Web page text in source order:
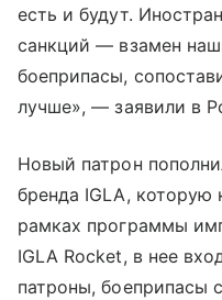
есть и будут.
санкций — взамен
боеприпасы,
лучше», — заявили в
Новый патрон
бренда IGLA, которую
рамках программы
IGLA Rocket, в нее
патроны, боеприпасы